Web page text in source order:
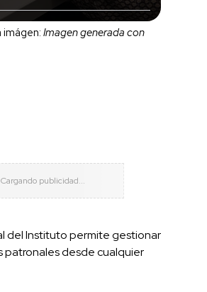
imágen: Imagen generada con
del Instituto permite gestionar
patronales desde cualquier